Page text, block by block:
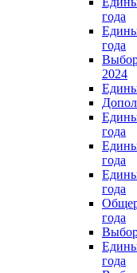
года
года
2024
года
года
года
года
года